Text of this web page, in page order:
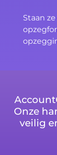
Staan
Onze
veilig